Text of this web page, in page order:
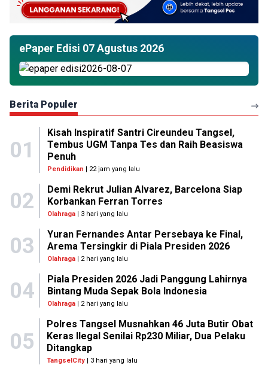
ePaper Edisi 07 Agustus 2026
Berita Populer
01
Kisah Inspiratif Santri Cireundeu Tangsel,
Tembus UGM Tanpa Tes dan Raih Beasiswa
Penuh
Pendidikan | 22 jam yang lalu
02
Demi Rekrut Julian Alvarez, Barcelona Siap
Korbankan Ferran Torres
Olahraga| 3 hari yang lalu
03
Yuran Fernandes Antar Persebaya ke Final,
Arema Tersingkir di Piala Presiden 2026
Olahraga| 2 hari yang lalu
04
Piala Presiden 2026 Jadi Panggung Lahirnya
Bintang Muda Sepak Bola Indonesia
Olahraga| 2 hari yang lalu
05
Polres Tangsel Musnahkan 46 Juta Butir Obat
Keras Ilegal Senilai Rp230 Miliar, Dua Pelaku
Ditangkap
TangselCity | 3 hari yang lalu